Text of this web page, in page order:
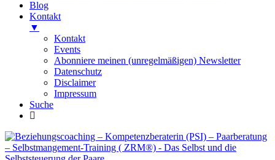
Blog
Kontakt
▼
Kontakt
Events
Abonniere meinen (unregelmäßigen) Newsletter
Datenschutz
Disclaimer
Impressum
Suche
Beziehungscoaching –
Das Selbst und die Selbststeuerung der